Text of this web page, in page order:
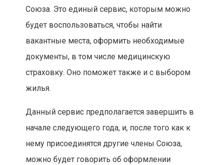
Союза. Это единый сервис, которым можно
будет воспользоваться, чтобы найти
вакантные места, оформить необходимые
документы, в том числе медицинскую
страховку. Оно поможет также и с выбором
жилья.
Данный сервис предполагается завершить в
начале следующего года, и, после того как к
нему присоединятся другие члены Союза,
можно будет говорить об оформлении